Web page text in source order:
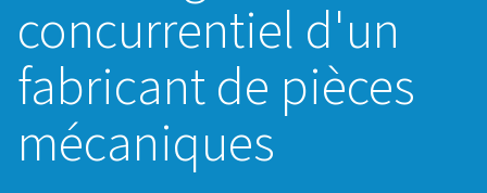
l'avantage
concurrentiel